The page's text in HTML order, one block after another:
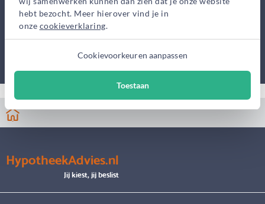
hebt bezocht. Meer hierover vind je in
onze cookieverklaring.
Cookievoorkeuren aanpassen
Toestaan
HypotheekAdvies.nl
Jij kiest, jij beslist